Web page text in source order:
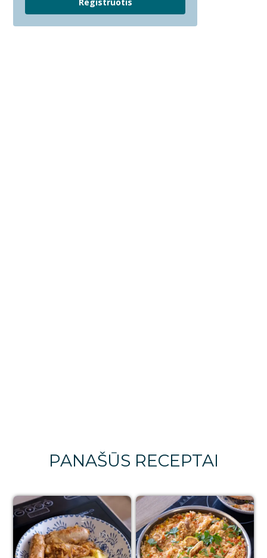
Registruotis
PANAŠŪS RECEPTAI